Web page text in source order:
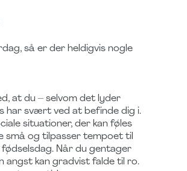
så er der heldigvis nogle
at du – selvom det lyder
har svært ved at befinde dig i.
situationer, der kan føles
og tilpasser tempoet til
Når du gentager
angst kan gradvist falde til ro.